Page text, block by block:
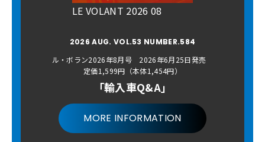
LE VOLANT 2026 08
2026 AUG. VOL.53 NUMBER.584
ル・ボラン2026年8月号 2026年6月25日発売
定価1,599円（本体1,454円）
「輸入車Q&A」
MORE INFORMATION